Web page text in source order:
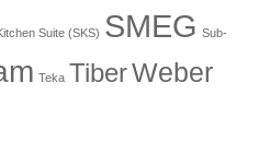
Suite (SKS) SMEG Sub-
Teka TiberWeber